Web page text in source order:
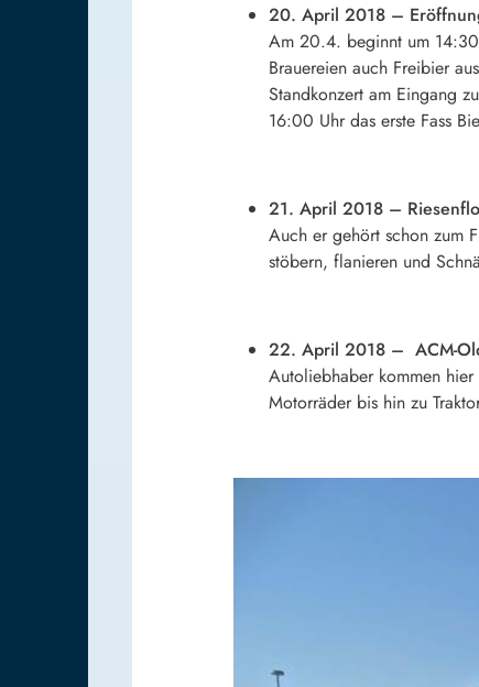
20. April 2018 –
Am 20.4. beginnt um 14:30
Brauereien auch Freibier
Standkonzert am Eingang
16:00 Uhr das erste Fass
21. April 2018 –
Auch er gehört schon zum
stöbern, flanieren und
22. April 2018 – ACM-
Autoliebhaber kommen
Motorräder bis hin zu